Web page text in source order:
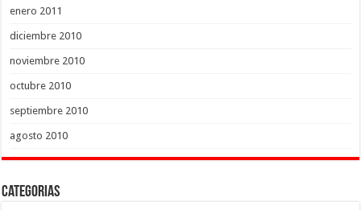
enero 2011
diciembre 2010
noviembre 2010
octubre 2010
septiembre 2010
agosto 2010
Categorias